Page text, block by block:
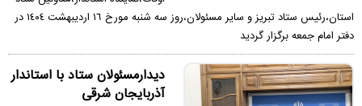
استان،رئيس ستاد تبريز و ساير مسئولان،روز سه شنبه مورخ ١٦ ارديبهشت ١٤٠٤ در
دفتر امام جمعه برگزار گرديد
ديدارمسئولان ستاد با استاندار
آذربايجان شرقى